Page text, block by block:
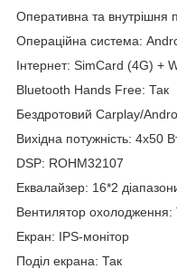
Оперативна та внутрішня
Операційна система:
Інтернет: SimCard (4G) +
Bluetooth Hands Free: Так
Бездротовий Carplay/
Вихідна потужність: 4x50
DSP: ROHM32107
Еквалайзер: 16*2
Вентилятор охолодження:
Екран: IPS-монітор
Поділ екрана: Так